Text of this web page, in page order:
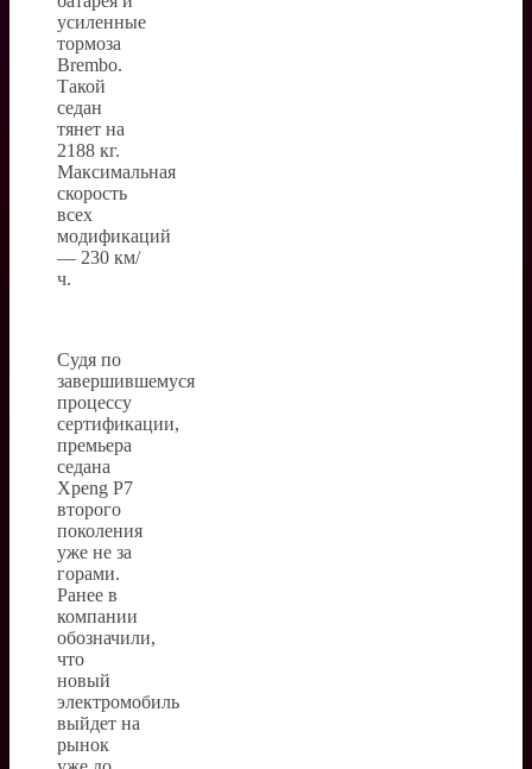
усиленные
тормоза
Brembo.
Такой
седан
тянет на
2188 кг.
Максимальная
скорость
всех
модификаций
— 230 км/
ч.
Судя по
завершившемуся
процессу
сертификации,
премьера
седана
Xpeng P7
второго
поколения
уже не за
горами.
Ранее в
компании
обозначили,
что
новый
электромобиль
выйдет на
рынок